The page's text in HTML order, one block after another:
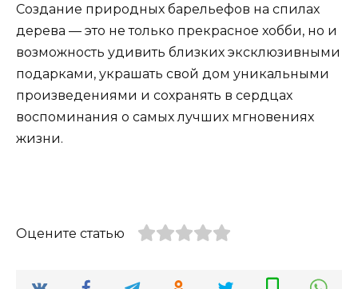
Создание природных барельефов на спилах
дерева — это не только прекрасное хобби, но и
возможность удивить близких эксклюзивными
подарками, украшать свой дом уникальными
произведениями и сохранять в сердцах
воспоминания о самых лучших мгновениях
жизни.
Оцените статью